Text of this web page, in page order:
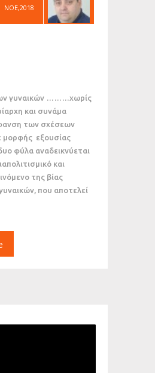
ΝΟΈ,2018
γυναικών ………χωρίς
και συνάμα
των σχέσεων
μορφής εξουσίας
φύλα αναδεικνύεται
και
της βίας
που αποτελεί